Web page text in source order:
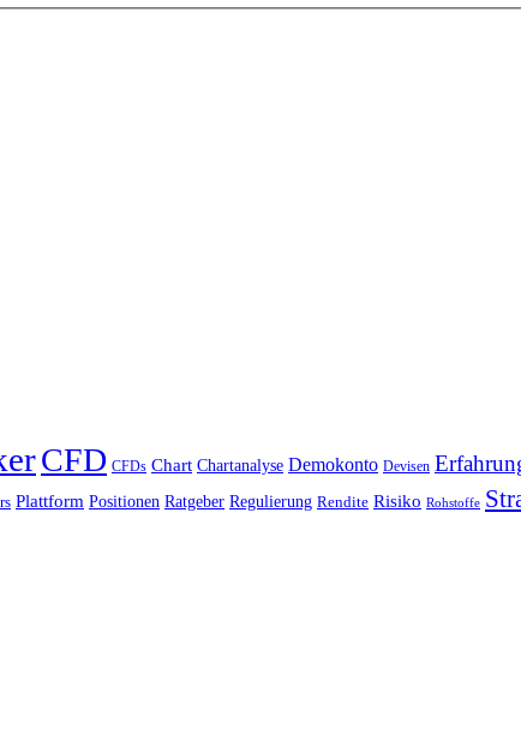
CFD CFDs Chart Chartanalyse Demokonto Devisen
Plattform Positionen Ratgeber Regulierung Rendite Risiko Rohstoffe